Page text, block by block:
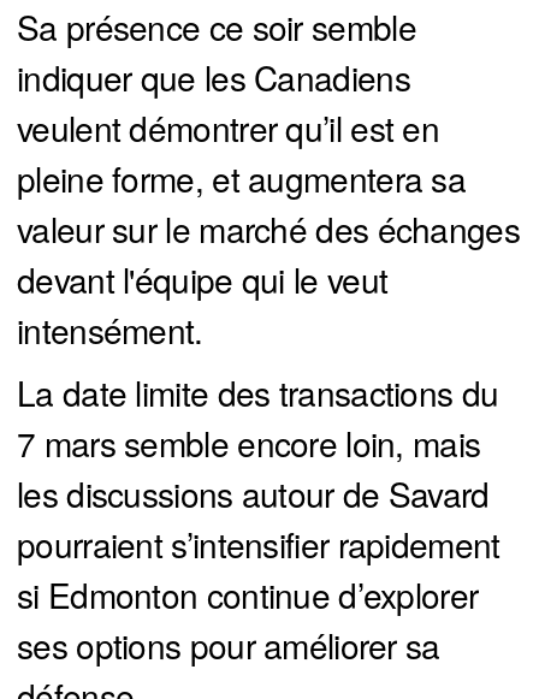
Sa présence ce soir semble
indiquer que les Canadiens
veulent démontrer qu’il est en
pleine forme, et augmentera sa
valeur sur le marché des échanges
devant l'équipe qui le veut
intensément.
La date limite des transactions du
7 mars semble encore loin, mais
les discussions autour de Savard
pourraient s’intensifier rapidement
si Edmonton continue d’explorer
ses options pour améliorer sa